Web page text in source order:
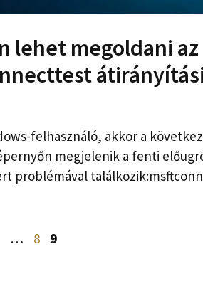
lehet megoldani az
felhasználó, akkor a
megjelenik a fenti
problémával
… Oldal
8 Oldal
9